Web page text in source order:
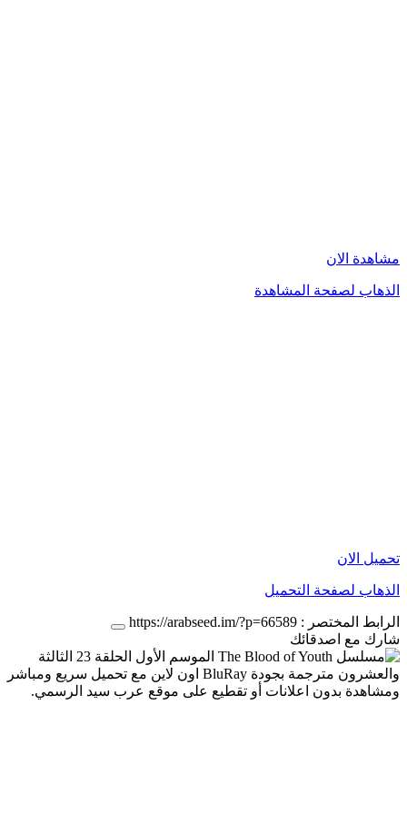
مشاهدة الان
الذهاب لصفحة المشاهدة
تحميل الان
الذهاب لصفحة التحميل
الرابط المختصر : https://arabseed.im/?p=66589
شارك مع اصدقائك